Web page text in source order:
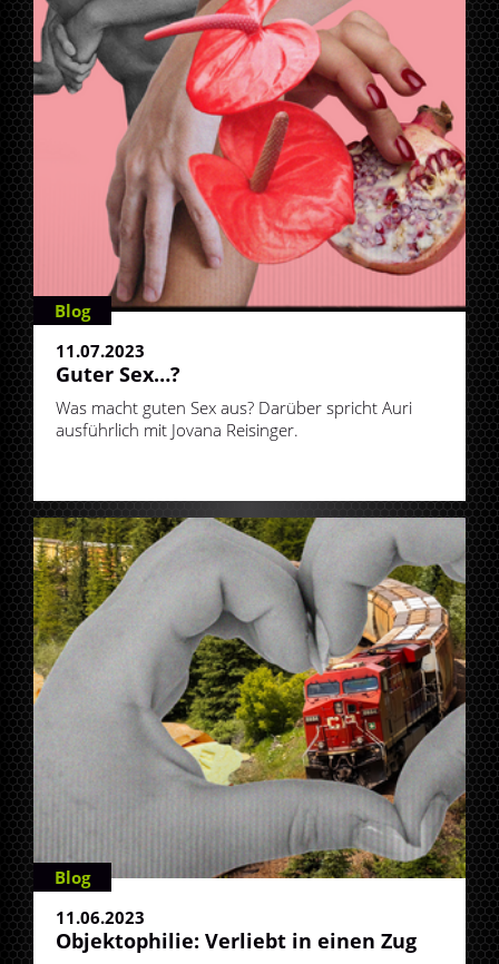
Blog
11.07.2023
Guter Sex…?
Was macht guten Sex aus? Darüber spricht Auri
ausführlich mit Jovana Reisinger.
Blog
11.06.2023
Objektophilie: Verliebt in einen Zug